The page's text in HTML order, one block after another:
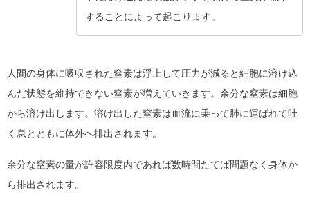
することによって起こります。
人間の身体に吸収された窒素は浮上して圧力が減ると細胞に溶け込
んだ状態を維持できない窒素が増えていきます。余分な窒素は細胞
から溶け出します。溶け出した窒素は血流に乗って肺に運ばれて吐
く息とともに体外へ排出されます。
余分な窒素の量が許容限度内であれば数時間たてば問題なく身体か
ら排出されます。